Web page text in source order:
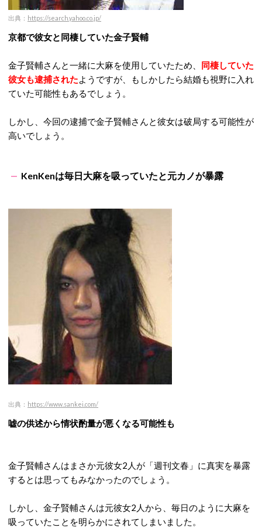
出典： https://search.yahoo.co.jp/
京都で彼女と同棲していた金子賢輔
金子賢輔さんと一緒に大麻を使用していたため、 同棲していた
彼女も逮捕されたようですが、もしかしたら結婚も視野に入れ
ていた可能性もあるでしょう。
しかし、今回の逮捕で金子賢輔さんと彼女は破局する可能性が
高いでしょう。
KenKenは毎日大麻を吸っていたと元カノが暴露
出典： https://www.sankei.com/
嘘の供述から情状酌量が悪くなる可能性も
金子賢輔さんはまさか元彼女2人が「週刊文春」に真実を暴露
するとは思ってもみなかったのでしょう。
しかし、金子賢輔さんは元彼女2人から、毎日のように大麻を
吸っていたことを明らかにされてしまいました。